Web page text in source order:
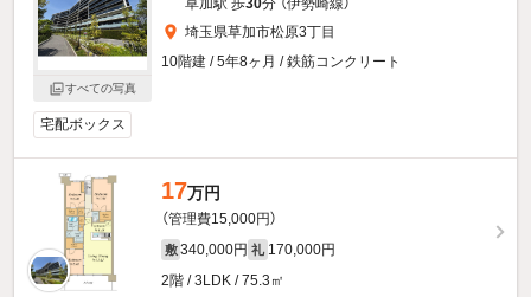
すべての写真
埼玉県草加市松原3丁目
10階建 / 5年8ヶ月 / 鉄筋コンクリート
宅配ボックス
17万円
（管理費15,000円）
敷 340,000円 礼 170,000円
2階 / 3LDK / 75.3㎡